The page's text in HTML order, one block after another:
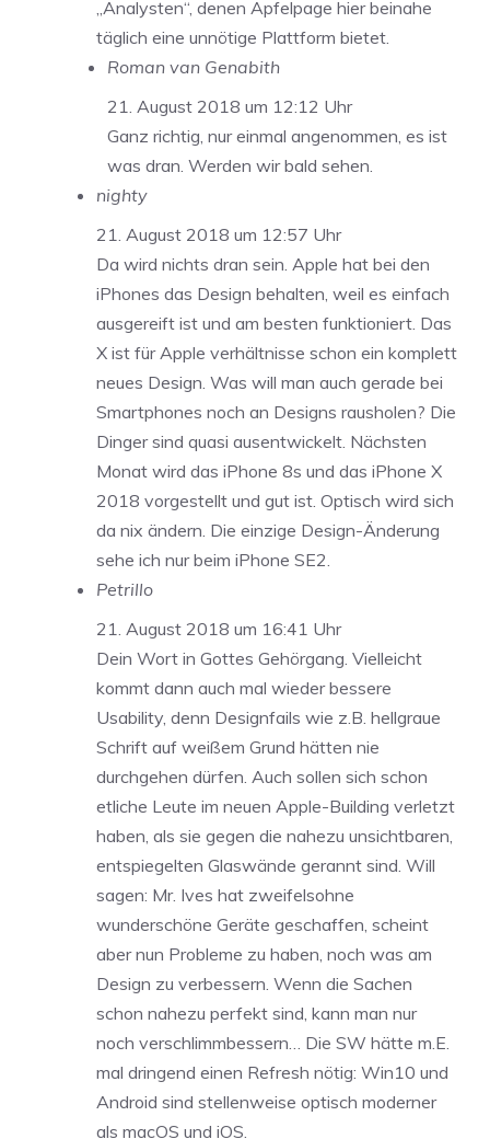
„Analysten“, denen Apfelpage hier beinahe
täglich eine unnötige Plattform bietet.
Roman van Genabith
21. August 2018 um 12:12 Uhr
Ganz richtig, nur einmal angenommen, es ist
was dran. Werden wir bald sehen.
nighty
21. August 2018 um 12:57 Uhr
Da wird nichts dran sein. Apple hat bei den
iPhones das Design behalten, weil es einfach
ausgereift ist und am besten funktioniert. Das
X ist für Apple verhältnisse schon ein komplett
neues Design. Was will man auch gerade bei
Smartphones noch an Designs rausholen? Die
Dinger sind quasi ausentwickelt. Nächsten
Monat wird das iPhone 8s und das iPhone X
2018 vorgestellt und gut ist. Optisch wird sich
da nix ändern. Die einzige Design-Änderung
sehe ich nur beim iPhone SE2.
Petrillo
21. August 2018 um 16:41 Uhr
Dein Wort in Gottes Gehörgang. Vielleicht
kommt dann auch mal wieder bessere
Usability, denn Designfails wie z.B. hellgraue
Schrift auf weißem Grund hätten nie
durchgehen dürfen. Auch sollen sich schon
etliche Leute im neuen Apple-Building verletzt
haben, als sie gegen die nahezu unsichtbaren,
entspiegelten Glaswände gerannt sind. Will
sagen: Mr. Ives hat zweifelsohne
wunderschöne Geräte geschaffen, scheint
aber nun Probleme zu haben, noch was am
Design zu verbessern. Wenn die Sachen
schon nahezu perfekt sind, kann man nur
noch verschlimmbessern… Die SW hätte m.E.
mal dringend einen Refresh nötig: Win10 und
Android sind stellenweise optisch moderner
als macOS und iOS.